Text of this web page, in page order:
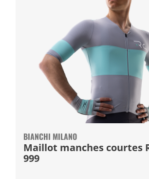
BIANCHI MILANO
Maillot manches courtes
999